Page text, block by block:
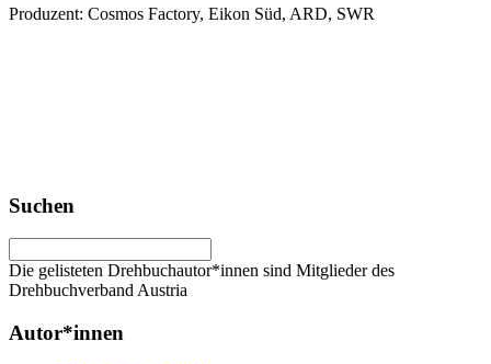
Produzent: Cosmos Factory, Eikon Süd, ARD, SWR
Suchen
Die gelisteten Drehbuchautor*innen sind Mitglieder des
Drehbuchverband Austria
Autor*innen